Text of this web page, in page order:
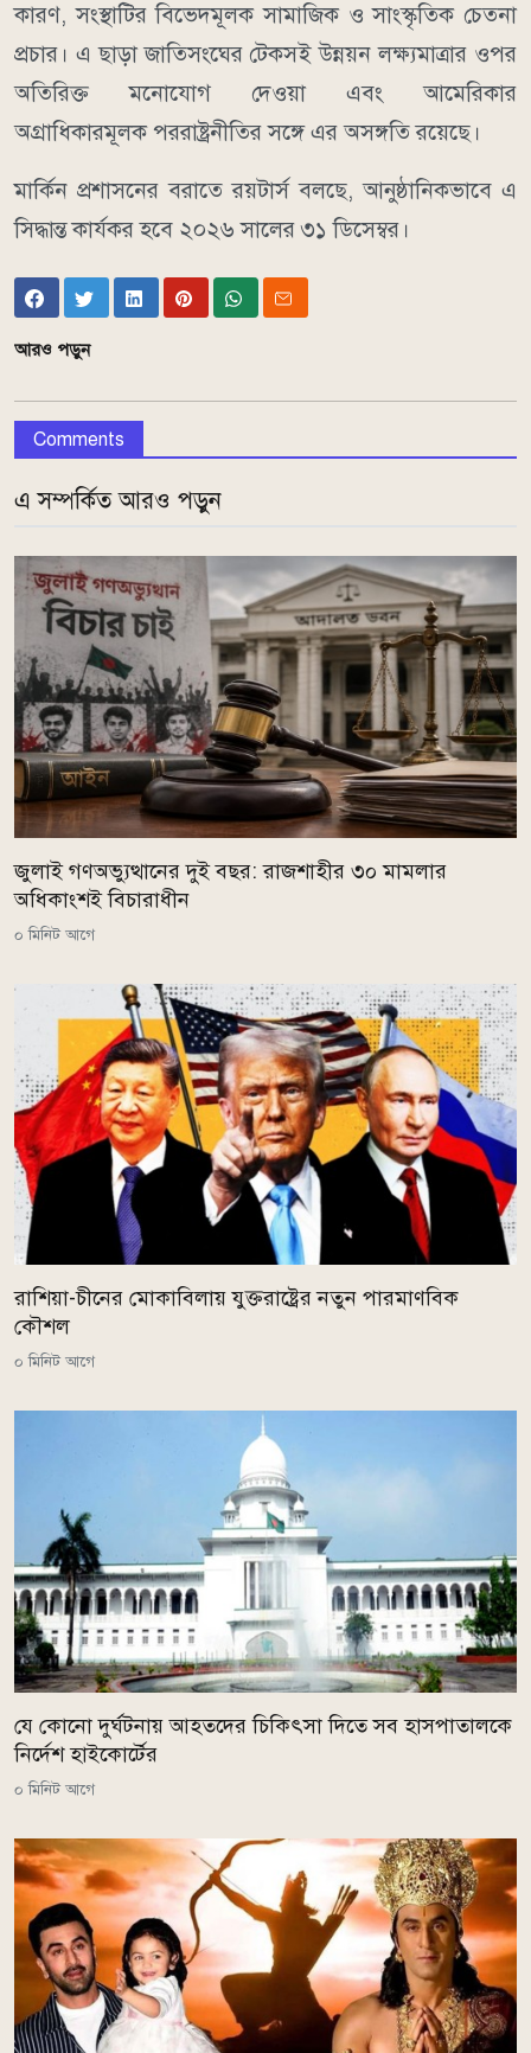
কারণ, সংস্থাটির বিভেদমূলক সামাজিক ও সাংস্কৃতিক চেতনা
প্রচার। এ ছাড়া জাতিসংঘের টেকসই উন্নয়ন লক্ষ্যমাত্রার ওপর
অতিরিক্ত মনোযোগ দেওয়া এবং আমেরিকার
অগ্রাধিকারমূলক পররাষ্ট্রনীতির সঙ্গে এর অসঙ্গতি রয়েছে।
মার্কিন প্রশাসনের বরাতে রয়টার্স বলছে, আনুষ্ঠানিকভাবে এ
সিদ্ধান্ত কার্যকর হবে ২০২৬ সালের ৩১ ডিসেম্বর।
আরও পড়ুন
Comments
এ সম্পর্কিত আরও পড়ুন
জুলাই গণঅভ্যুত্থানের দুই বছর: রাজশাহীর ৩০ মামলার
অধিকাংশই বিচারাধীন
০ মিনিট আগে
রাশিয়া-চীনের মোকাবিলায় যুক্তরাষ্ট্রের নতুন পারমাণবিক
কৌশল
০ মিনিট আগে
যে কোনো দুর্ঘটনায় আহতদের চিকিৎসা দিতে সব হাসপাতালকে
নির্দেশ হাইকোর্টের
০ মিনিট আগে